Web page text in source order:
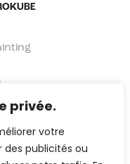
privée.
votre
publicités ou